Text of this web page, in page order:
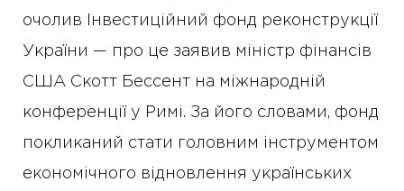
очолив Інвестиційний фонд реконструкції
України — про це заявив міністр фінансів
США Скотт Бессент на міжнародній
конференції у Римі. За його словами, фонд
покликаний стати головним інструментом
економічного відновлення українських